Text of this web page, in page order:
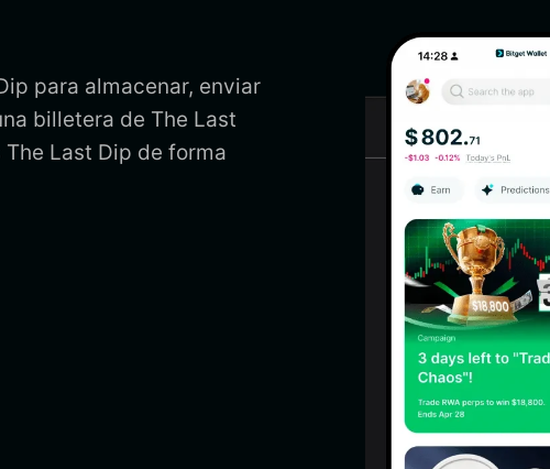
para almacenar, enviar
billetera de The Last
Last Dip de forma